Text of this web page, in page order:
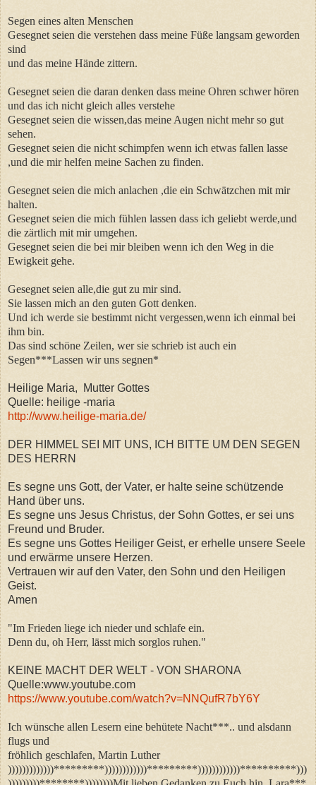
Segen eines alten Menschen
Gesegnet seien die verstehen dass meine Füße langsam geworden
sind
und das meine Hände zittern.
Gesegnet seien die daran denken dass meine Ohren schwer hören
und das ich nicht gleich alles verstehe
Gesegnet seien die wissen,das meine Augen nicht mehr so gut
sehen.
Gesegnet seien die nicht schimpfen wenn ich etwas fallen lasse
,und die mir helfen meine Sachen zu finden.
Gesegnet seien die mich anlachen ,die ein Schwätzchen mit mir
halten.
Gesegnet seien die mich fühlen lassen dass ich geliebt werde,und
die zärtlich mit mir umgehen.
Gesegnet seien die bei mir bleiben wenn ich den Weg in die
Ewigkeit gehe.
Gesegnet seien alle,die gut zu mir sind.
Sie lassen mich an den guten Gott denken.
Und ich werde sie bestimmt nicht vergessen,wenn ich einmal bei
ihm bin.
Das sind schöne Zeilen, wer sie schrieb ist auch ein
Segen***Lassen wir uns segnen*
Heilige Maria, Mutter Gottes
Quelle: heilige -maria
http://www.heilige-maria.de/
DER HIMMEL SEI MIT UNS, ICH BITTE UM DEN SEGEN
DES HERRN
Es segne uns Gott, der Vater, er halte seine schützende
Hand über uns.
Es segne uns Jesus Christus, der Sohn Gottes, er sei uns
Freund und Bruder.
Es segne uns Gottes Heiliger Geist, er erhelle unsere Seele
und erwärme unsere Herzen.
Vertrauen wir auf den Vater, den Sohn und den Heiligen
Geist.
Amen
"Im Frieden liege ich nieder und schlafe ein.
Denn du, oh Herr, lässt mich sorglos ruhen."
KEINE MACHT DER WELT - VON SHARONA
Quelle:www.youtube.com
https://www.youtube.com/watch?v=NNQufR7bY6Y
Ich wünsche allen Lesern eine behütete Nacht***.. und alsdann
flugs und
fröhlich geschlafen, Martin Luther
)))))))))))))*********))))))))))))*********))))))))))))**********)))